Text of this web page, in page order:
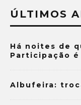
ÚLTIMOS
Há noites de
Participação
Albufeira: